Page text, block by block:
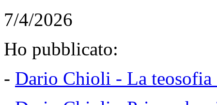
7/4/2026
Ho pubblicato:
- Dario Chioli - La